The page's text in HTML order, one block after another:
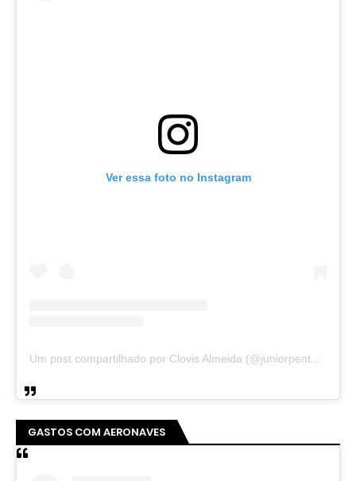
Ver essa foto no Instagram
Um post compartilhado por Clovis Almeida (@juniorpentecoste01)
GASTOS COM AERONAVES